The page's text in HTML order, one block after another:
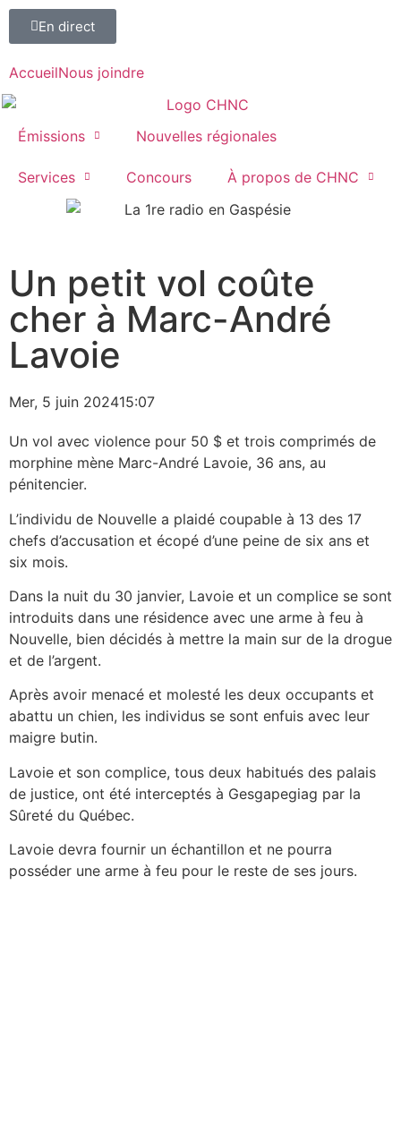
En direct
AccueilNous joindre
Émissions Nouvelles régionales
Services Concours À propos de CHNC
Paspébiac
Un petit vol coûte
cher à Marc-André
Lavoie
Mer, 5 juin 202415:07
Un vol avec violence pour 50 $ et trois comprimés de
morphine mène Marc-André Lavoie, 36 ans, au
pénitencier.
L’individu de Nouvelle a plaidé coupable à 13 des 17
chefs d’accusation et écopé d’une peine de six ans et
six mois.
Dans la nuit du 30 janvier, Lavoie et un complice se sont
introduits dans une résidence avec une arme à feu à
Nouvelle, bien décidés à mettre la main sur de la drogue
et de l’argent.
Après avoir menacé et molesté les deux occupants et
abattu un chien, les individus se sont enfuis avec leur
maigre butin.
Lavoie et son complice, tous deux habitués des palais
de justice, ont été interceptés à Gesgapegiag par la
Sûreté du Québec.
Lavoie devra fournir un échantillon et ne pourra
posséder une arme à feu pour le reste de ses jours.